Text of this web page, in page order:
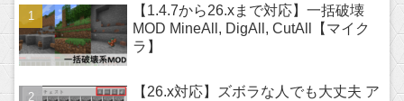
【1.4.7から26.xまで対応】一括破壊
MOD MineAll, DigAll, CutAll【マイク
ラ】
【26.x対応】ズボラな人でも大丈夫 ア